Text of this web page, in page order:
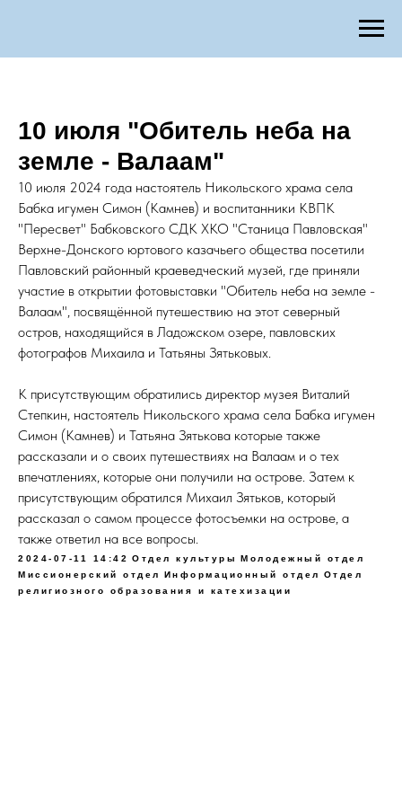
10 июля "Обитель неба на
земле - Валаам"
10 июля 2024 года настоятель Никольского храма села
Бабка игумен Симон (Камнев) и воспитанники КВПК
"Пересвет" Бабковского СДК ХКО "Станица Павловская"
Верхне-Донского юртового казачьего общества посетили
Павловский районный краеведческий музей, где приняли
участие в открытии фотовыставки "Обитель неба на земле -
Валаам", посвящённой путешествию на этот северный
остров, находящийся в Ладожском озере, павловских
фотографов Михаила и Татьяны Зятьковых.
К присутствующим обратились директор музея Виталий
Степкин, настоятель Никольского храма села Бабка игумен
Симон (Камнев) и Татьяна Зятькова которые также
рассказали и о своих путешествиях на Валаам и о тех
впечатлениях, которые они получили на острове. Затем к
присутствующим обратился Михаил Зятьков, который
рассказал о самом процессе фотосъемки на острове, а
также ответил на все вопросы.
2024-07-11 14:42 Отдел культуры
Молодежный отдел
Миссионерский отдел
Информационный отдел
Отдел
религиозного образования и катехизации